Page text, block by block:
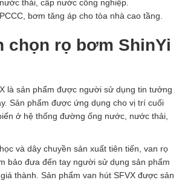
thải, cấp nước công nghiệp.
bơm tăng áp cho tòa nhà cao tầng.
chọn rọ bơm ShinYi
là sản phẩm được người sử dụng tin tưởng
Sản phẩm được ứng dụng cho vị trí cuối
ở hệ thống đường ống nước, nước thải,
và dây chuyền sản xuất tiên tiến, van rọ
bảo đưa đến tay người sử dụng sản phẩm
thành. Sản phẩm van hút SFVX được sản